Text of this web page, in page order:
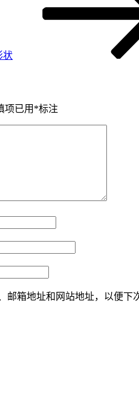
状
项已用 *标注
邮箱地址和网站地址，以便下